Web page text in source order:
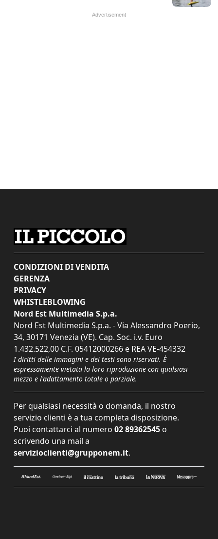
CONDIZIONI DI VENDITA
GERENZA
PRIVACY
WHISTLEBLOWING
Nord Est Multimedia S.p.a.
Nord Est Multimedia S.p.a. - Via Alessandro Poerio,
34, 30171 Venezia (VE). Cap. Soc. i.v. Euro
1.432.522,00 C.F. 05412000266 e REA VE-454332
I diritti delle immagini e dei testi sono riservati. È
espressamente vietata la loro riproduzione con qualsiasi
mezzo e l'adattamento totale o parziale.
Per qualsiasi necessità o domanda, il nostro
servizio clienti è a tua completa disposizione.
Puoi contattarci al numero 02 89362545 o
scrivendo una mail a
servizioclienti@grupponem.it.